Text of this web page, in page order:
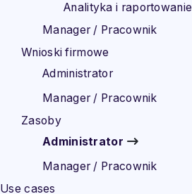
Analityka i raportowanie
Manager / Pracownik
Wnioski firmowe
Administrator
Manager / Pracownik
Zasoby
Administrator
Manager / Pracownik
Use cases